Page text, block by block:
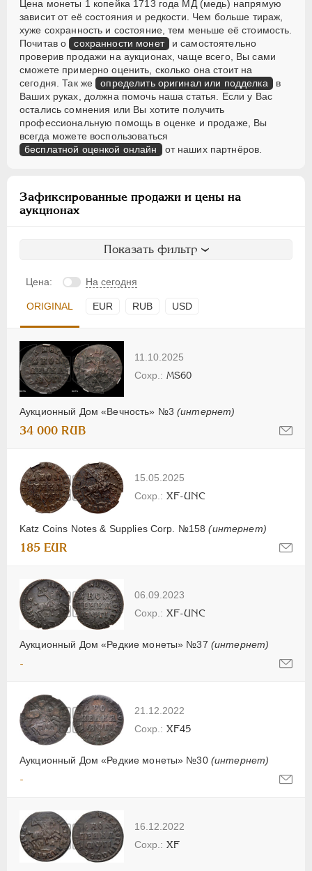
Цена монеты 1 копейка 1713 года МД (медь) напрямую
зависит от её состояния и редкости. Чем больше тираж,
хуже сохранность и состояние, тем меньше её стоимость.
Почитав о сохранности монет и самостоятельно
проверив продажи на аукционах, чаще всего, Вы сами
сможете примерно оценить, сколько она стоит на
сегодня. Так же определить оригинал или подделка в
Ваших руках, должна помочь наша статья. Если у Вас
остались сомнения или Вы хотите получить
профессиональную помощь в оценке и продаже, Вы
всегда можете воспользоваться
бесплатной оценкой онлайн от наших партнёров.
Зафиксированные продажи и цены на
аукционах
Показать фильтр
Цена: На сегодня
ORIGINAL EUR RUB USD
11.10.2025
Аукционный Дом «Вечность» №3(интернет)
MS60
34 000 RUB
15.05.2025
Katz Coins Notes & Supplies Corp. №158(интернет)
XF-UNC
185 EUR
06.09.2023
Аукционный Дом «Редкие монеты» №37 (интернет)
XF-UNC
-
21.12.2022
Аукционный Дом «Редкие монеты» №30 (интернет)
XF45
-
16.12.2022
XF